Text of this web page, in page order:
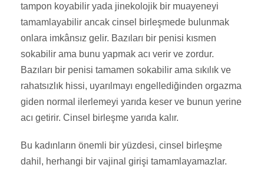
tampon koyabilir yada jinekolojik bir muayeneyi
tamamlayabilir ancak cinsel birleşmede bulunmak
onlara imkânsız gelir. Bazıları bir penisi kısmen
sokabilir ama bunu yapmak acı verir ve zordur.
Bazıları bir penisi tamamen sokabilir ama sıkılık ve
rahatsızlık hissi, uyarılmayı engellediğinden orgazma
giden normal ilerlemeyi yarıda keser ve bunun yerine
acı getirir. Cinsel birleşme yarıda kalır.
Bu kadınların önemli bir yüzdesi, cinsel birleşme
dahil, herhangi bir vajinal girişi tamamlayamazlar.